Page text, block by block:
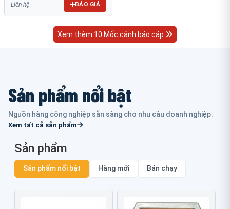
Liên hệ BÁO GIÁ
Xem thêm 10 Mốc cảnh báo cáp
Sản phẩm nổi bật
Nguồn hàng công nghiệp sẵn sàng cho nhu cầu doanh nghiệp.
Xem tất cả sản phẩm
Sản phẩm
Sản phẩm nổi bật Hàng mới Bán chạy